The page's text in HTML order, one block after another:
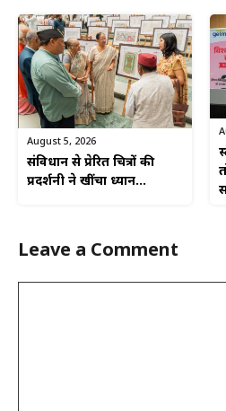
August 5, 2026
संविधान से प्रेरित चित्रों की
प्रदर्शनी ने खींचा ध्यान…
Leave a Comment